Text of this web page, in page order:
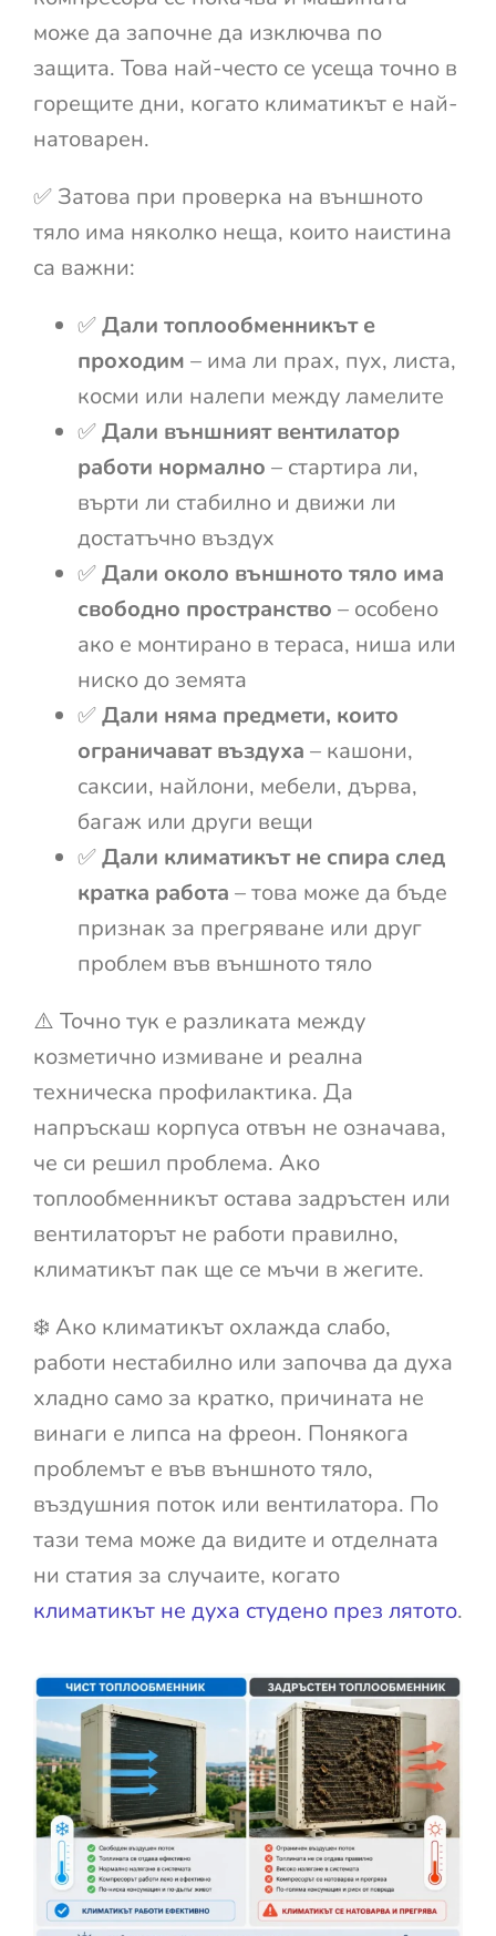
може да започне да изключва по
защита. Това най-често се усеща точно в
горещите дни, когато климатикът е най-
натоварен.
✅ Затова при проверка на външното
тяло има няколко неща, които наистина
са важни:
✅Дали топлообменникът е
проходим – има ли прах, пух, листа,
косми или налепи между ламелите
✅Дали външният вентилатор
работи нормално – стартира ли,
върти ли стабилно и движи ли
достатъчно въздух
✅Дали около външното тяло има
свободно пространство – особено
ако е монтирано в тераса, ниша или
ниско до земята
✅Дали няма предмети, които
ограничават въздуха – кашони,
саксии, найлони, мебели, дърва,
багаж или други вещи
✅Дали климатикът не спира след
кратка работа – това може да бъде
признак за прегряване или друг
проблем във външното тяло
⚠️ Точно тук е разликата между
козметично измиване и реална
техническа профилактика. Да
напръскаш корпуса отвън не означава,
че си решил проблема. Ако
топлообменникът остава задръстен или
вентилаторът не работи правилно,
климатикът пак ще се мъчи в жегите.
❄️ Ако климатикът охлажда слабо,
работи нестабилно или започва да духа
хладно само за кратко, причината не
винаги е липса на фреон. Понякога
проблемът е във външното тяло,
въздушния поток или вентилатора. По
тази тема може да видите и отделната
ни статия за случаите, когато
климатикът не духа студено през лятото.